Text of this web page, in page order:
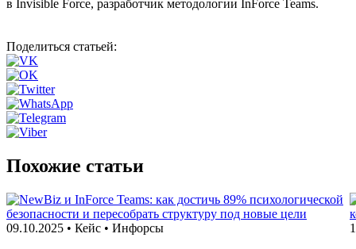
в Invisible Force, разработчик методологии InForce Teams.
Поделиться статьей:
Похожие статьи
09.10.2025 • Кейс • Инфорсы